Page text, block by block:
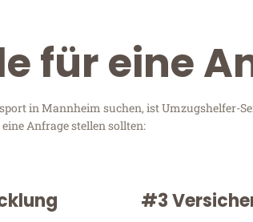
für eine
in Mannheim suchen, ist Umzugshelfer-
Anfrage stellen sollten:
#3